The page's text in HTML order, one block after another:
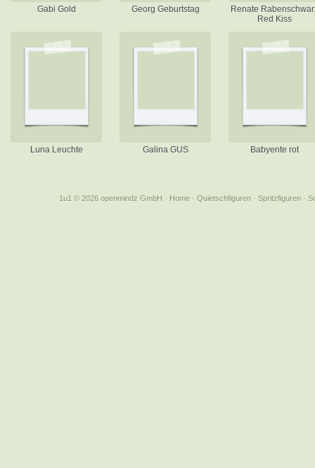
Gabi Gold Georg Geburtstag
Renate
Red Kiss
Luna Leuchte Galina GUS Babyente rot
1u1 © 2026 openmindz GmbH · Home · Quietschfiguren · Spritzfiguren ·